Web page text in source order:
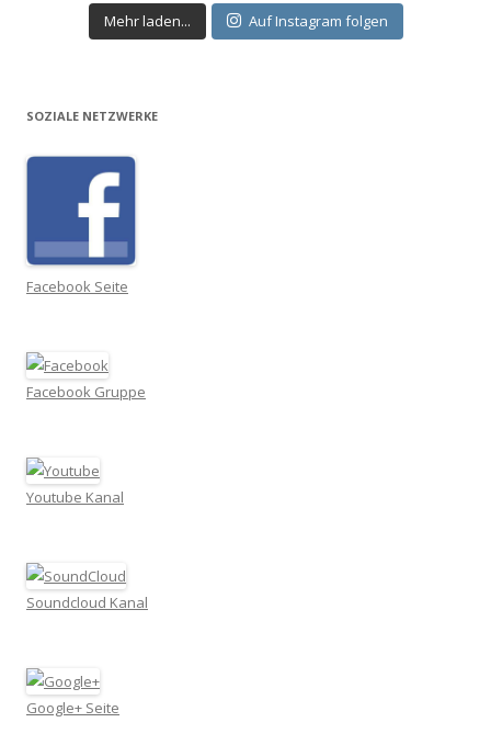
Mehr laden... Auf Instagram folgen
SOZIALE NETZWERKE
Facebook Seite
Facebook Gruppe
Youtube Kanal
Soundcloud Kanal
Google+ Seite